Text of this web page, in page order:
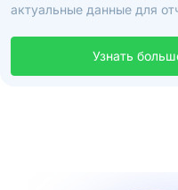
актуальные данные для
Узнать